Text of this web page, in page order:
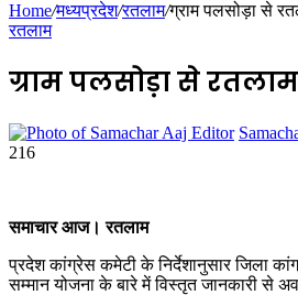
Home/मध्यप्रदेश/रतलाम/ग्राम पलसोड़ा से
रतलाम
ग्राम पलसोड़ा से
216
समाचार आज। रतलाम
प्रदेश कांग्रेस कमेटी के निर्देशानुसार जिला
सम्मान योजना के बारे में विस्तृत जानकारी से